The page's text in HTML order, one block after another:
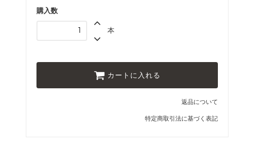
購入数
本
カートに入れる
返品について
特定商取引法に基づく表記